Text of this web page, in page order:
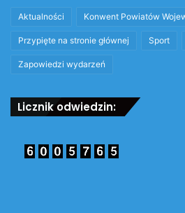
Aktualności Konwent Powiatów
Przypięte na stronie głównej Sport
Zapowiedzi wydarzeń
Licznik odwiedzin: